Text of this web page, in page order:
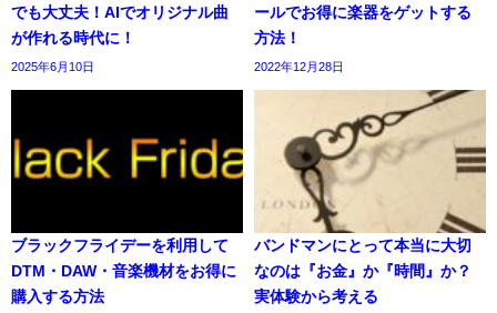
でも大丈夫！AIでオリジナル曲
が作れる時代に！
2025年6月10日
ールでお得に楽器をゲットする
方法！
2022年12月28日
ブラックフライデーを利用して
DTM・DAW・音楽機材をお得に
購入する方法
バンドマンにとって本当に大切
なのは『お金』か『時間』か？
実体験から考える